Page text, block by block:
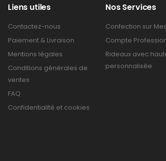
Liens utiles
Contactez-nous
Paiement & Livraison
Mentions légales
Conditions générales de
ventes
FAQ
Confidentialité et cookies
Nos Services
Confection sur
Compte
Rideaux avec
personnalisée